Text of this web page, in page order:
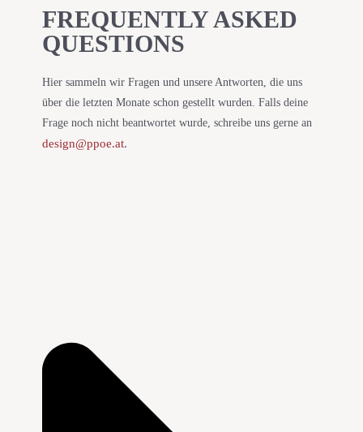
FREQUENTLY ASKED
QUESTIONS
Hier sammeln wir Fragen und unsere Antworten, die uns
über die letzten Monate schon gestellt wurden. Falls deine
Frage noch nicht beantwortet wurde, schreibe uns gerne an
design@ppoe.at.